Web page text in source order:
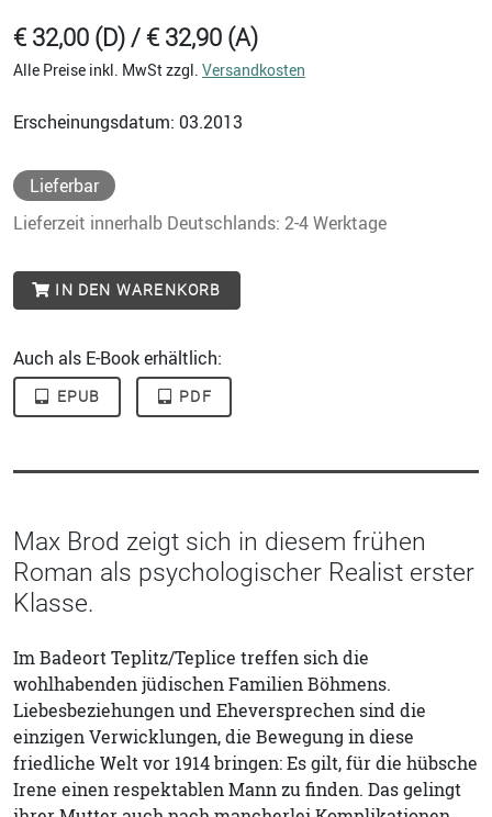
€ 32,00 (D) / € 32,90 (A)
Alle Preise inkl. MwSt zzgl. Versandkosten
Erscheinungsdatum: 03.2013
Lieferbar
Lieferzeit innerhalb Deutschlands: 2-4 Werktage
IN DEN WARENKORB
Auch als E-Book erhältlich:
EPUB PDF
Max Brod zeigt sich in diesem frühen
Roman als psychologischer Realist erster
Klasse.
Im Badeort Teplitz/Teplice treffen sich die
wohlhabenden jüdischen Familien Böhmens.
Liebesbeziehungen und Eheversprechen sind die
einzigen Verwicklungen, die Bewegung in diese
friedliche Welt vor 1914 bringen: Es gilt, für die hübsche
Irene einen respektablen Mann zu finden. Das gelingt